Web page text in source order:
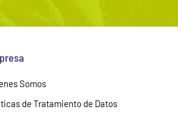
Somos
de Tratamiento de Datos